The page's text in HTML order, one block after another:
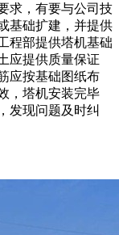
求，有要与公司技
基础扩建，并提供
程部提供塔机基础
应提供质量保证
应按基础图纸布
，塔机安装完毕
发现问题及时纠